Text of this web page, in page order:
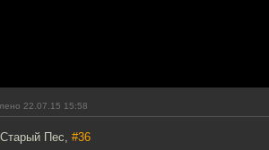
22.07.15 15:58
Пес, #36